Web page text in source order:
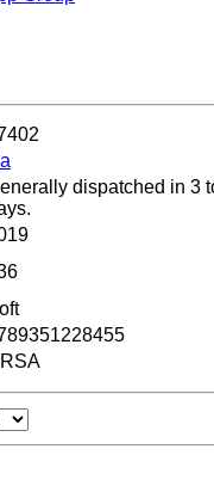
dispatched in 3